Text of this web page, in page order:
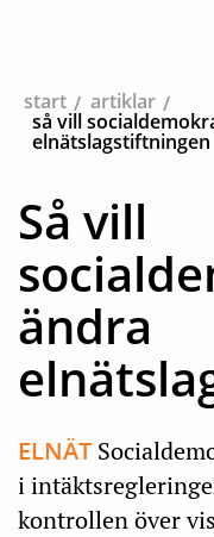
start
artiklar
så vill
elnätslagstiftningen
Så vill
ändra
ELNÄT
i
kontrollen över